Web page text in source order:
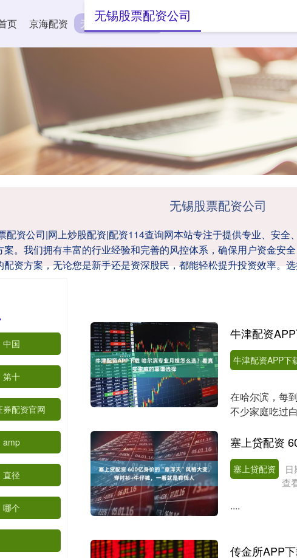
页 京海配资 无锡股票配资公司 网上炒股配资
无锡股票配资公司
配资公司|网上炒股配资|配资114查询网本站专注于提供专业、安
案。我们拥有丰富的行业经验和完善的风控体系，确保用户资金安
资方案，无论您是新手还是资深股民，都能轻松提升投资效率。
无锡股票配资公司
牛津配资APP下
在哈尔滨，每
不少家庭吃过
塞上贷配资 日
查
....
中国
第十
券配资官网
amp
直径
哪个